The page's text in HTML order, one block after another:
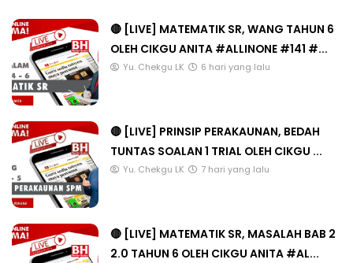
🔴 [LIVE] MATEMATIK SR, WANG TAHUN 6
OLEH CIKGU ANITA #ALLINONE #141 #...
Yu. Chekgu LK 6 hari yang lalu
🔴 [LIVE] PRINSIP PERAKAUNAN, BEDAH
TUNTAS SOALAN 1 TRIAL OLEH CIKGU ...
Yu. Chekgu LK 7 hari yang lalu
🔴 [LIVE] MATEMATIK SR, MASALAH BAB 2
2.0 TAHUN 6 OLEH CIKGU ANITA #AL...